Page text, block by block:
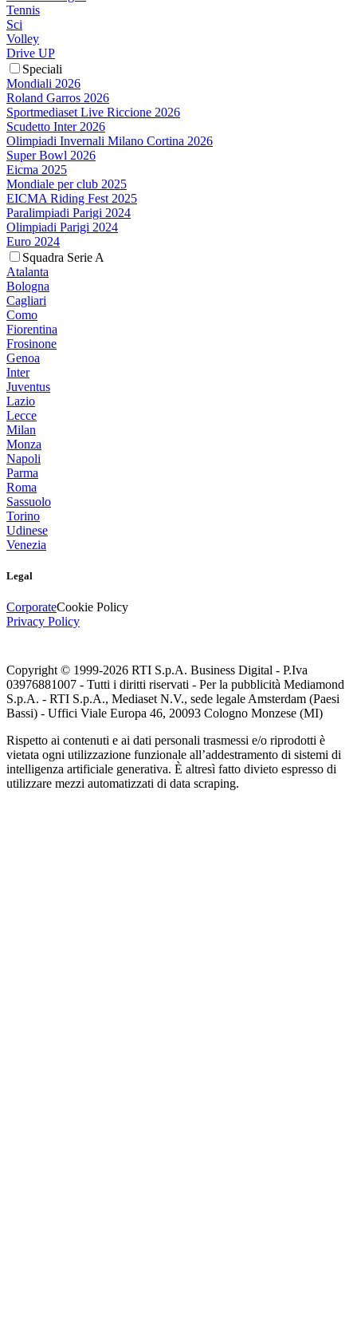
Tennis
Sci
Volley
Drive UP
Speciali
Mondiali 2026
Roland Garros 2026
Sportmediaset Live Riccione 2026
Scudetto Inter 2026
Olimpiadi Invernali Milano Cortina 2026
Super Bowl 2026
Eicma 2025
Mondiale per club 2025
EICMA Riding Fest 2025
Paralimpiadi Parigi 2024
Olimpiadi Parigi 2024
Euro 2024
Squadra Serie A
Atalanta
Bologna
Cagliari
Como
Fiorentina
Frosinone
Genoa
Inter
Juventus
Lazio
Lecce
Milan
Monza
Napoli
Parma
Roma
Sassuolo
Torino
Udinese
Venezia
Legal
CorporateCookie Policy
Privacy Policy
Copyright © 1999-2026 RTI S.p.A. Business Digital - P.Iva
03976881007 - Tutti i diritti riservati - Per la pubblicità Mediamond
S.p.A. - RTI S.p.A., Mediaset N.V., sede legale Amsterdam (Paesi
Bassi) - Uffici Viale Europa 46, 20093 Cologno Monzese (MI)
Rispetto ai contenuti e ai dati personali trasmessi e/o riprodotti è
vietata ogni utilizzazione funzionale all’addestramento di sistemi di
intelligenza artificiale generativa. È altresì fatto divieto espresso di
utilizzare mezzi automatizzati di data scraping.